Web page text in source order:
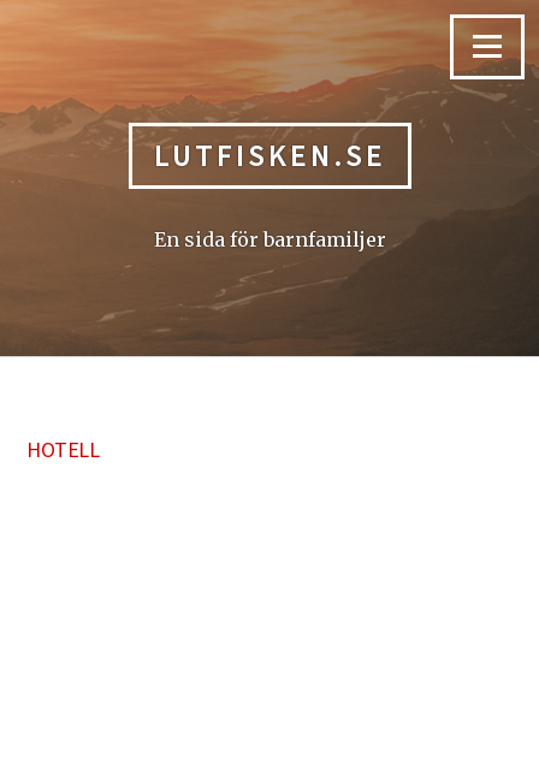
Menu
LUTFISKEN.SE
En sida för barnfamiljer
HOTELL